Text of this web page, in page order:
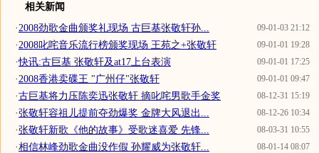
相关新闻
09-01-03 21:12
·2008劲歌金曲颁奖礼现场 古巨基张敬轩孙...
09-01-01 19:28
·2008叱咤音乐流行榜颁奖现场 王苑之+张敬轩
09-01-01 17:25
·快讯:古巨基 张敬轩及at17上台表演
09-01-01 09:47
·2008香港卖碟王 "广州仔"张敬轩
08-12-31 15:19
·古巨基将力压陈奕迅张敬轩 摘叱咤男歌手金奖
08-12-26 10:34
·张敬轩容祖儿提前夺劲爆奖 金牌大风退出...
08-03-31 10:55
·张敬轩新歌《他的故事》受歌迷喜爱 先锋...
08-01-14 08:07
·相信林峰劲歌金曲没作假 孙耀威为张敬轩...